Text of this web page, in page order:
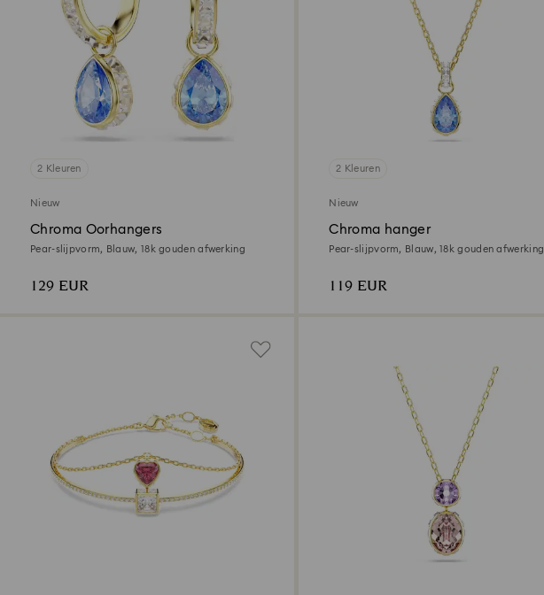
2 Kleuren
Nieuw
Chroma Oorhangers
Pear-slijpvorm, Blauw, ‎18k gouden afwerking
129 EUR
2 Kleuren
Nieuw
Chroma hanger
Pear-slijpvorm, Blauw, ‎18k gouden afwerking
119 EUR